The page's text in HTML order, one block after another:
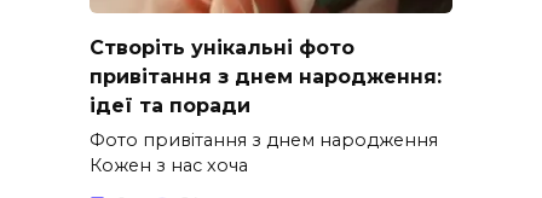
Створіть унікальні фото
привітання з днем народження:
ідеї та поради
Фото привітання з днем народження
Кожен з нас хоча